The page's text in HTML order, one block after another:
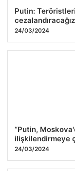
Putin:
cezalandıracağız
24/03/2024
“Putin,
ilişkilendirmeye
24/03/2024